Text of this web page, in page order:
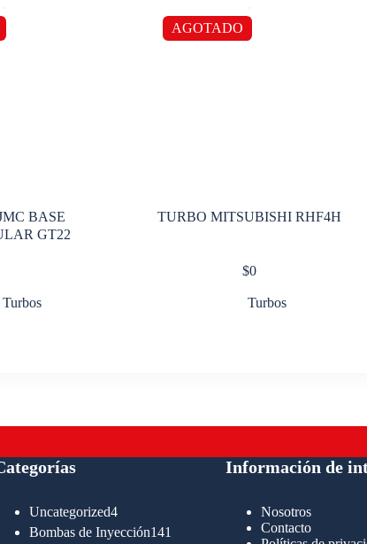
BASE
GT22
Turbos
AGOTADO
TURBO MITSUBISHI RHF4H
$0
Turbos
Uncategorized44
productos
Bombas de Inyección141
Información de
Nosotros
Contacto